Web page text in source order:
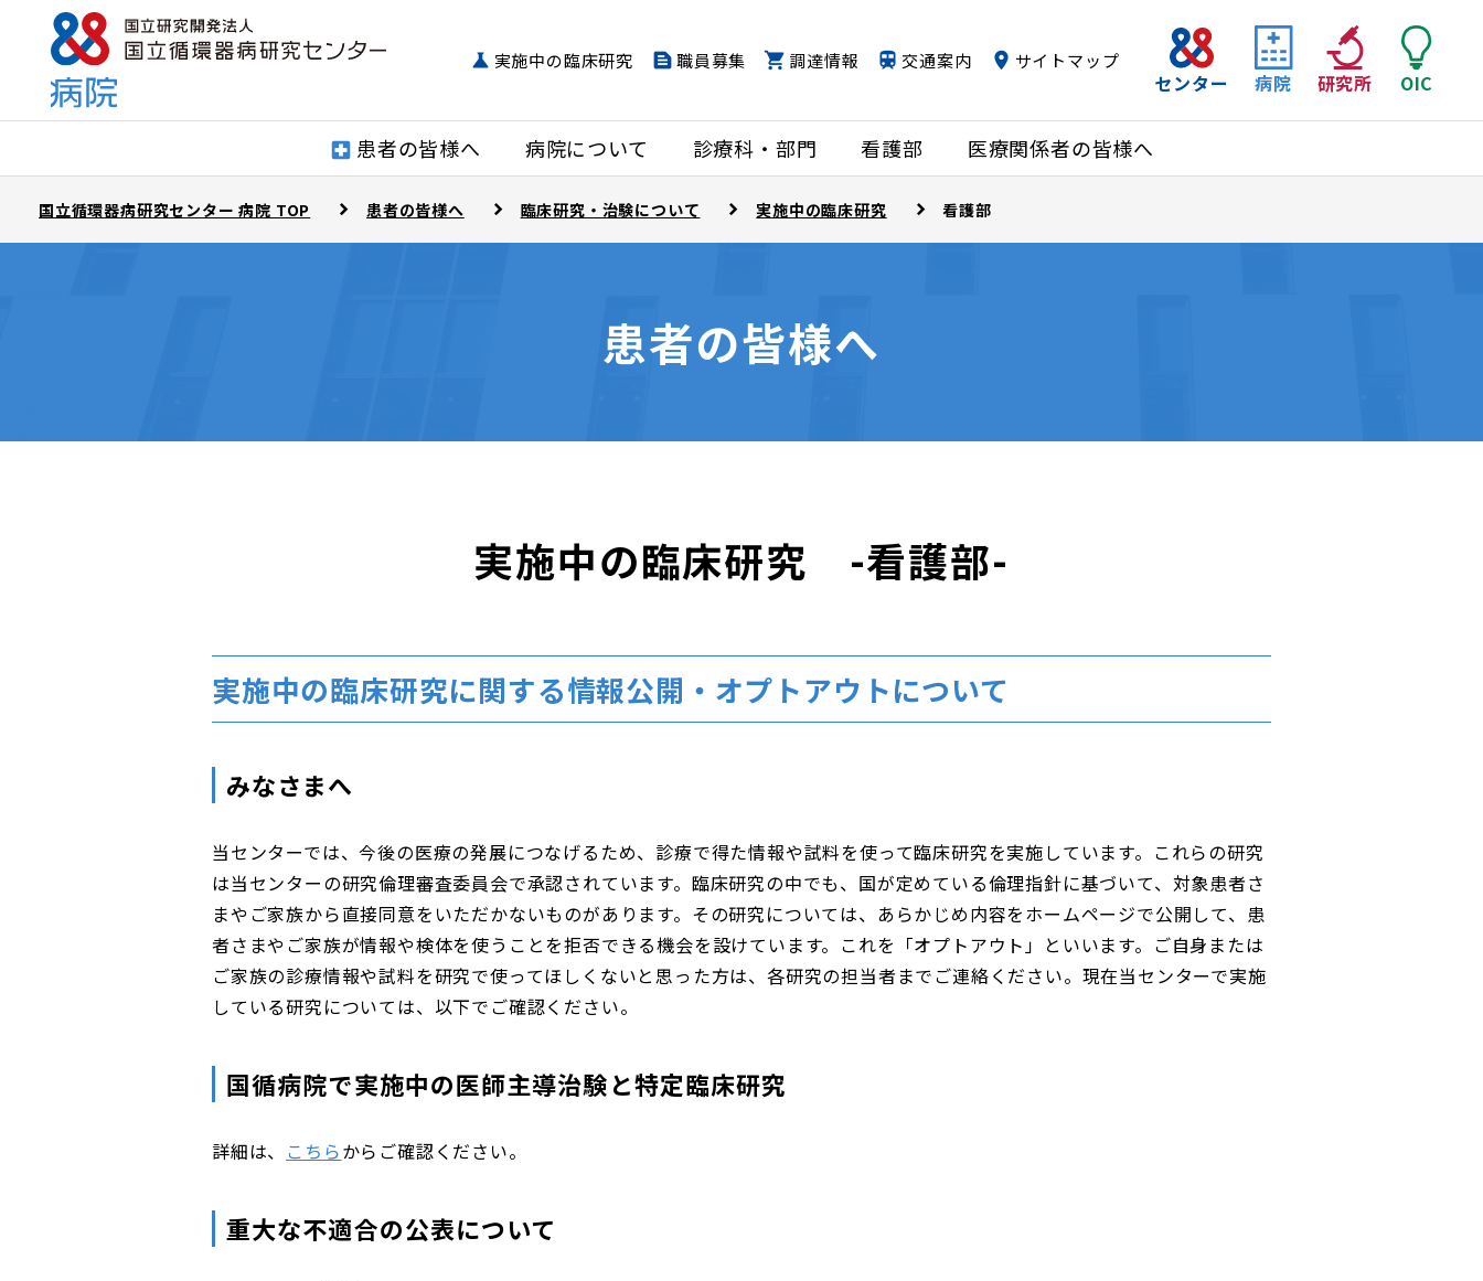
患者の皆様へ 病院について 診療科・部門 看護部 医療関係者の皆様へ
センター 病院 研究所 OIC
実施中の臨床研究 職員募集 調達情報 交通案内 サイトマップ
国立循環器病研究センター 病院 TOP 患者の皆様へ 臨床研究・治験について 実施中の臨床研究 看護部
患者の皆様へ
実施中の臨床研究 -看護部-
実施中の臨床研究に関する情報公開・オプトアウトについて
みなさまへ
当センターでは、今後の医療の発展につなげるため、診療で得た情報や試料を使って臨床研究を実施しています。これらの研究
は当センターの研究倫理審査委員会で承認されています。臨床研究の中でも、国が定めている倫理指針に基づいて、対象患者さ
まやご家族から直接同意をいただかないものがあります。その研究については、あらかじめ内容をホームページで公開して、患
者さまやご家族が情報や検体を使うことを拒否できる機会を設けています。これを「オプトアウト」といいます。ご自身または
ご家族の診療情報や試料を研究で使ってほしくないと思った方は、各研究の担当者までご連絡ください。現在当センターで実施
している研究については、以下でご確認ください。
国循病院で実施中の医師主導治験と特定臨床研究
詳細は、 こちらからご確認ください。
重大な不適合の公表について